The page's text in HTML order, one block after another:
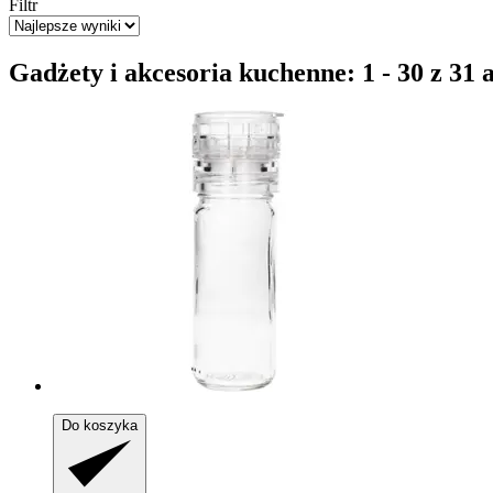
Filtr
Gadżety i akcesoria kuchenne: 1 - 30 z 31
Do koszyka